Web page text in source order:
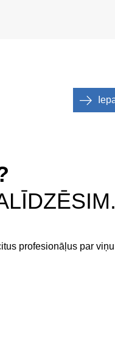
profesionāļus par